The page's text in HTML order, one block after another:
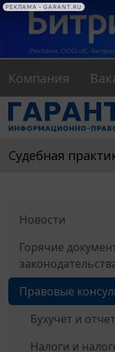
Компания
Судебная
Новости
Горячие
Правовые
Бухучет и
Налоги и
РЕКЛАМА • GARANT.RU